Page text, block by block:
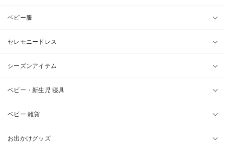
ベビー服
セレモニードレス
シーズンアイテム
ベビー・新生児 寝具
ベビー 雑貨
お出かけグッズ